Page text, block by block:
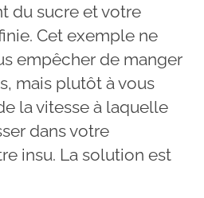
du sucre et votre
Cet exemple ne
empêcher de manger
mais plutôt à vous
la vitesse à laquelle
dans votre
insu. La solution est